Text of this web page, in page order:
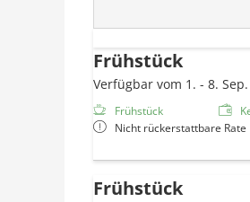
Frühstück
Verfügbar vom 1. - 8. Sep.
Frühstück
Nicht rückerstattbare Rate
Frühstück